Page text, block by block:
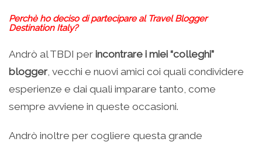
Perchè ho deciso di partecipare al Travel Blogger
Destination Italy?
Andrò al TBDI per incontrare i miei “colleghi”
blogger , vecchi e nuovi amici coi quali condividere
esperienze e dai quali imparare tanto, come
sempre avviene in queste occasioni.
Andrò inoltre per cogliere questa grande